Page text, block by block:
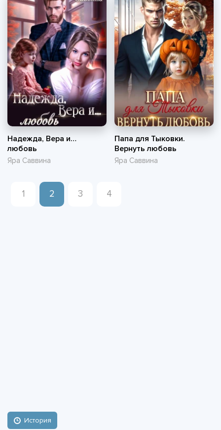
Надежда, Вера и…
любовь
Яра Саввина
Папа для Тыковки.
Вернуть любовь
Яра Саввина
1 2 3 4
История